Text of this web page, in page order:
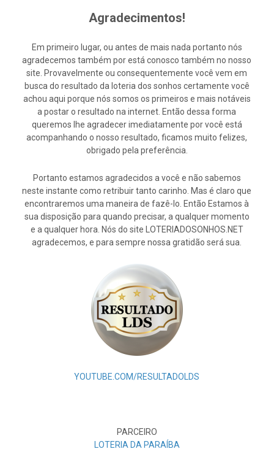
Agradecimentos!
Em primeiro lugar, ou antes de mais nada portanto nós
agradecemos também por está conosco também no nosso
site. Provavelmente ou consequentemente você vem em
busca do resultado da loteria dos sonhos certamente você
achou aqui porque nós somos os primeiros e mais notáveis
a postar o resultado na internet. Então dessa forma
queremos lhe agradecer imediatamente por você está
acompanhando o nosso resultado, ficamos muito felizes,
obrigado pela preferência.
Portanto estamos agradecidos a você e não sabemos
neste instante como retribuir tanto carinho. Mas é claro que
encontraremos uma maneira de fazê-lo. Então Estamos à
sua disposição para quando precisar, a qualquer momento
e a qualquer hora. Nós do site LOTERIADOSONHOS.NET
agradecemos, e para sempre nossa gratidão será sua.
YOUTUBE.COM/RESULTADOLDS
PARCEIRO
LOTERIA DA PARAÍBA